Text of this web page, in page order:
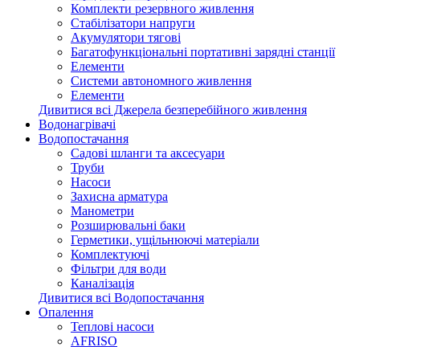
Комплекти резервного живлення
Стабілізатори напруги
Акумулятори тягові
Багатофункціональні портативні зарядні станції
Елементи
Системи автономного живлення
Елементи
Дивитися всі Джерела безперебійного живлення
Водонагрівачі
Водопостачання
Садові шланги та аксесуари
Труби
Насоси
Захисна арматура
Манометри
Розширювальні баки
Герметики, ущільнюючі матеріали
Комплектуючі
Фільтри для води
Каналізація
Дивитися всі Водопостачання
Опалення
Теплові насоси
AFRISO